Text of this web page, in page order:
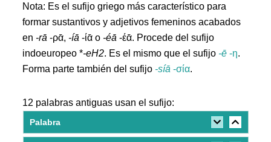
Nota: Es el sufijo griego más característico para
formar sustantivos y adjetivos femeninos acabados
en -rā -ρᾱ, -íā -ίᾱ ο -éā -έᾱ. Procede del sufijo
indoeuropeo *-eH2. Es el mismo que el sufijo -ē -η.
Forma parte también del sufijo -síā -σία.
12 palabras antiguas usan el sufijo:
Palabra